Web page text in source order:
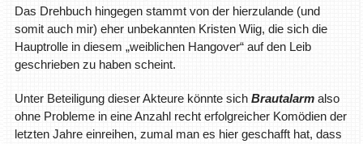
Das Drehbuch hingegen stammt von der hierzulande (und
somit auch mir) eher unbekannten Kristen Wiig, die sich die
Hauptrolle in diesem „weiblichen Hangover“ auf den Leib
geschrieben zu haben scheint.
Unter Beteiligung dieser Akteure könnte sich Brautalarmalso
ohne Probleme in eine Anzahl recht erfolgreicher Komödien der
letzten Jahre einreihen, zumal man es hier geschafft hat, dass